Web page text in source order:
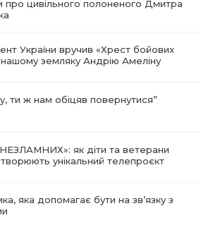
про цивільного полоненого Дмитра
України вручив «Хрест бойових
нашому земляку Андрію Амеліну
ти ж нам обіцяв повернутися”
як діти та ветерани
унікальний телепроєкт
яка допомагає бути на зв’язку з